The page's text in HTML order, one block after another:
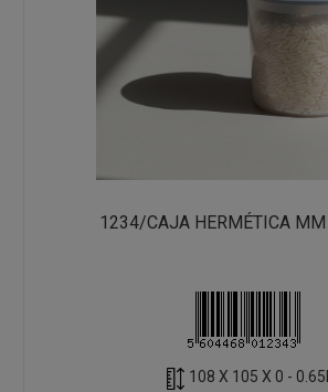
1234/CAJA HERMÉTICA MM
108 X 105 X 0 -